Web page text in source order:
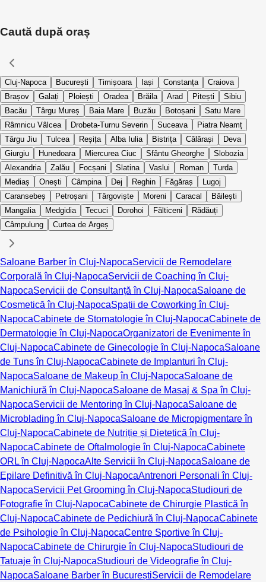
Caută după oraș
Cluj-Napoca București Timișoara Iași Constanța
Craiova
Brașov
Galați Ploiești Oradea Brăila Arad Pitești
Sibiu
Bacău
Târgu Mureș Baia Mare Buzău Botoșani
Satu Mare
Râmnicu Vâlcea
Drobeta-Turnu Severin Suceava
Piatra Neamț
Târgu Jiu
Tulcea Reșița Alba Iulia Bistrița Călărași
Deva
Giurgiu
Hunedoara Miercurea Ciuc Sfântu Gheorghe
Slobozia
Alexandria
Zalău Focșani Slatina Vaslui Roman
Turda
Mediaș
Onești Câmpina Dej Reghin Făgăraș
Lugoj
Caransebeș
Petroșani Târgoviște Moreni Caracal
Băilești
Mangalia
Medgidia Tecuci Dorohoi Fălticeni
Rădăuți
Câmpulung
Curtea de Argeș
Saloane Barber în Cluj-NapocaServicii de Remodelare
Corporală în Cluj-NapocaServicii de Coaching în Cluj-
NapocaServicii de Consultanță în Cluj-NapocaSaloane de
Cosmetică în Cluj-NapocaSpații de Coworking în Cluj-
NapocaCabinete de Stomatologie în Cluj-NapocaCabinete de
Dermatologie în Cluj-NapocaOrganizatori de Evenimente în
Cluj-NapocaCabinete de Ginecologie în Cluj-NapocaSaloane
de Tuns în Cluj-NapocaCabinete de Implanturi în Cluj-
NapocaSaloane de Makeup în Cluj-NapocaSaloane de
Manichiură în Cluj-NapocaSaloane de Masaj & Spa în Cluj-
NapocaServicii de Mentoring în Cluj-NapocaSaloane de
Microblading în Cluj-NapocaSaloane de Micropigmentare în
Cluj-NapocaCabinete de Nutriție și Dietetică în Cluj-
NapocaCabinete de Oftalmologie în Cluj-NapocaCabinete
ORL în Cluj-NapocaAlte Servicii în Cluj-NapocaSaloane de
Epilare Definitivă în Cluj-NapocaAntrenori Personali în Cluj-
NapocaServicii Pet Grooming în Cluj-NapocaStudiouri de
Fotografie în Cluj-NapocaCabinete de Chirurgie Plastică în
Cluj-NapocaCabinete de Pedichiură în Cluj-NapocaCabinete
de Psihologie în Cluj-NapocaCentre Sportive în Cluj-
NapocaCabinete de Chirurgie în Cluj-NapocaStudiouri de
Tatuaje în Cluj-NapocaStudiouri de Videografie în Cluj-
NapocaSaloane Barber în BucureștiServicii de Remodelare